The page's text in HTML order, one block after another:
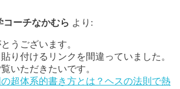
コーチなかむら より:
うございます。
り付けるリンクを間違っていました。
いただきたいです。
超体系的書き方とは？ヘスの法則で熱